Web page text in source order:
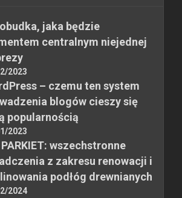
jaka będzie
centralnym niejednej
2023
– czemu ten system
blogów cieszy się
popularnością
2023
wszechstronne
z zakresu renowacji i
podłóg drewnianych
2024